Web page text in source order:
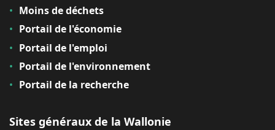
Moins de déchets
Portail de l'économie
Portail de l'emploi
Portail de l'environnement
Portail de la recherche
Sites généraux de la Wallonie